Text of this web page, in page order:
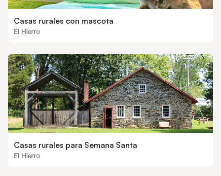
Casas rurales con mascota
El Hierro
Casas rurales para Semana Santa
El Hierro